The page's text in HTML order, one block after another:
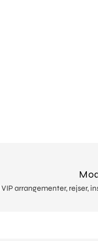
arrangementer, rejser,